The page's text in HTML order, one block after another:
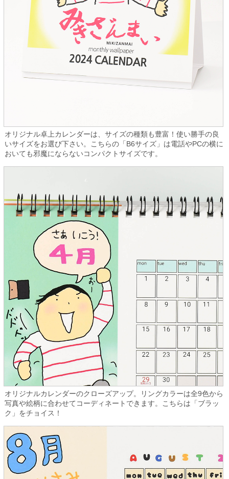
オリジナル卓上カレンダーは、サイズの種類も豊富！使い勝手の良
いサイズをお選び下さい。こちらの「B6サイズ」は電話やPCの横に
おいても邪魔にならないコンパクトサイズです。
オリジナルカレンダーのクローズアップ。リングカラーは全9色から
写真や絵柄に合わせてコーディネートできます。こちらは「ブラッ
ク」をチョイス！